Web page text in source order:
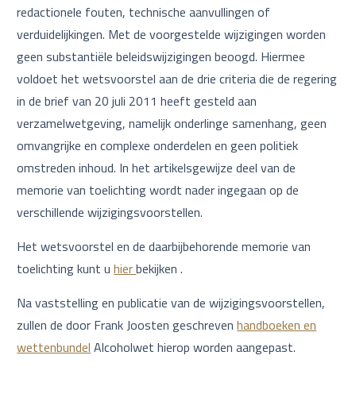
redactionele fouten, technische aanvullingen of
verduidelijkingen. Met de voorgestelde wijzigingen worden
geen substantiële beleidswijzigingen beoogd. Hiermee
voldoet het wetsvoorstel aan de drie criteria die de regering
in de brief van 20 juli 2011 heeft gesteld aan
verzamelwetgeving, namelijk onderlinge samenhang, geen
omvangrijke en complexe onderdelen en geen politiek
omstreden inhoud. In het artikelsgewijze deel van de
memorie van toelichting wordt nader ingegaan op de
verschillende wijzigingsvoorstellen.
Het wetsvoorstel en de daarbijbehorende memorie van
toelichting kunt uhierbekijken .
Na vaststelling en publicatie van de wijzigingsvoorstellen,
zullen de door Frank Joosten geschrevenhandboeken en
wettenbundel Alcoholwet hierop worden aangepast.